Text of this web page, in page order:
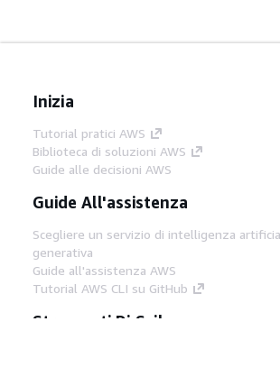
Inizia
Tutorial pratici AWS
Biblioteca di soluzioni AWS
Guide alle decisioni AWS
Guide All'assistenza
Scegliere un servizio di intelligenza
generativa
Guide all'assistenza AWS
Tutorial AWS CLI su GitHub
Strumenti Di Sviluppo